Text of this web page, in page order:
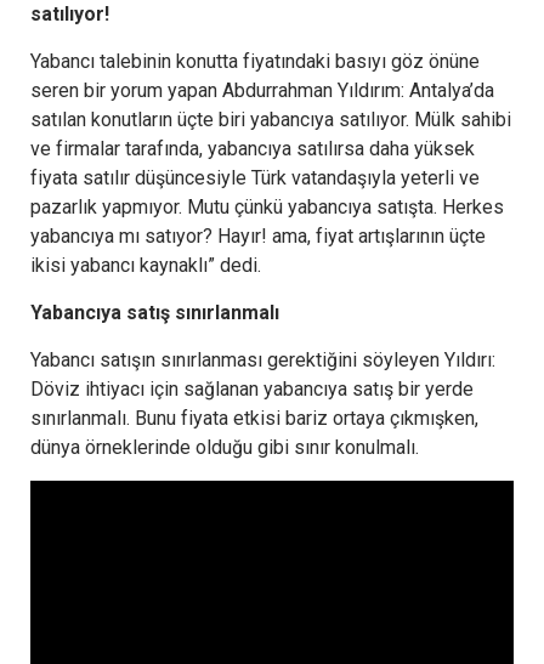
satılıyor!
Yabancı talebinin konutta fiyatındaki basıyı göz önüne
seren bir yorum yapan Abdurrahman Yıldırım: Antalya’da
satılan konutların üçte biri yabancıya satılıyor. Mülk sahibi
ve firmalar tarafında, yabancıya satılırsa daha yüksek
fiyata satılır düşüncesiyle Türk vatandaşıyla yeterli ve
pazarlık yapmıyor. Mutu çünkü yabancıya satışta. Herkes
yabancıya mı satıyor? Hayır! ama, fiyat artışlarının üçte
ikisi yabancı kaynaklı” dedi.
Yabancıya satış sınırlanmalı
Yabancı satışın sınırlanması gerektiğini söyleyen Yıldırı:
Döviz ihtiyacı için sağlanan yabancıya satış bir yerde
sınırlanmalı. Bunu fiyata etkisi bariz ortaya çıkmışken,
dünya örneklerinde olduğu gibi sınır konulmalı.